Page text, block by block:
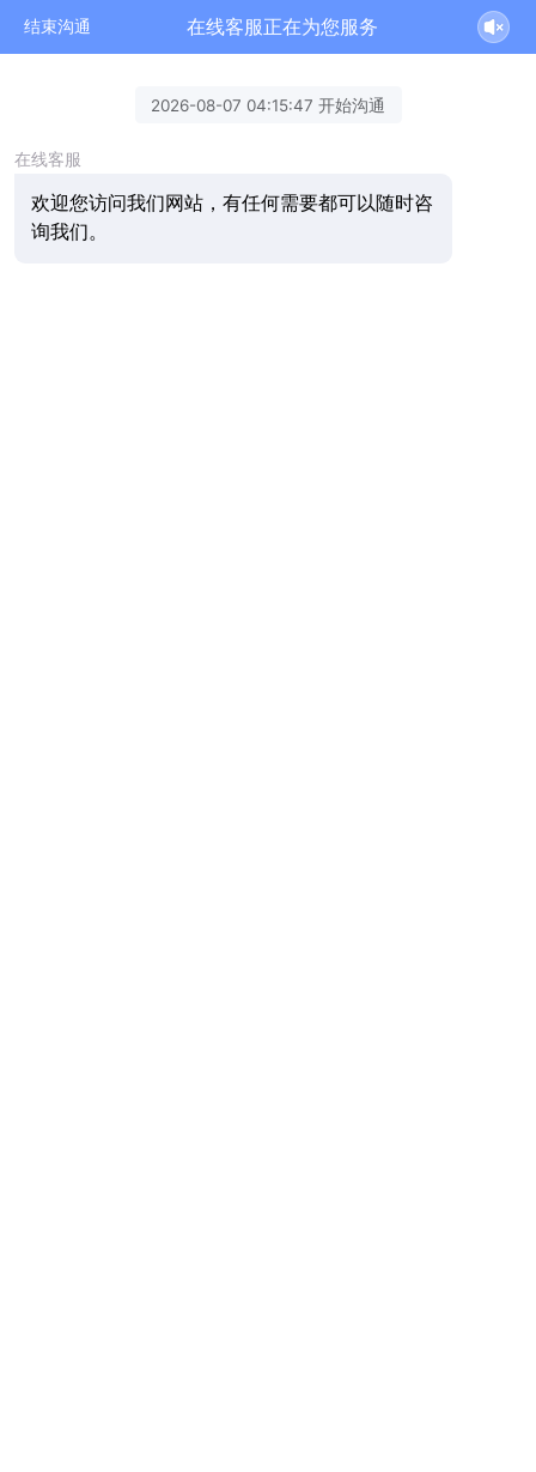
结束沟通 在线客服正在为您服务
2026-08-07 04:15:47 开始沟通
在线客服
欢迎您访问我们网站，有任何需要都可以随时咨
询我们。